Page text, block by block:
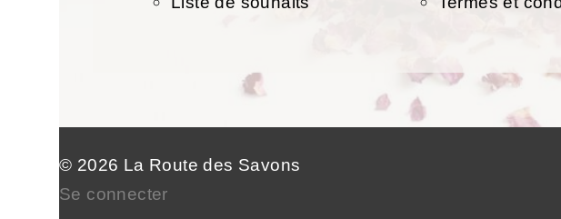
© 2026 La Route des Savons
Se connecter